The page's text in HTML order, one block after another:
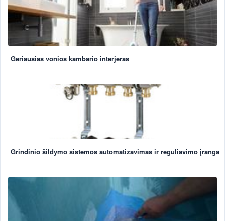
Geriausias vonios kambario interjeras
Grindinio šildymo sistemos automatizavimas ir reguliavimo įranga